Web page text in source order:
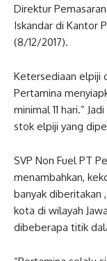
Direktur
Iskandar di Kantor
(8/12/2017).
Ketersediaan elpiji
Pertamina
minimal 11 hari.”
stok elpiji yang
SVP Non Fuel PT
menambahkan,
banyak diberitakan
kota di wilayah
dibeberapa titik